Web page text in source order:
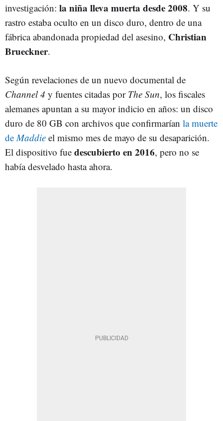
investigación: la niña lleva muerta desde 2008. Y su
rastro estaba oculto en un disco duro, dentro de una
fábrica abandonada propiedad del asesino, Christian
Brueckner.
Según revelaciones de un nuevo documental de
Channel 4 y fuentes citadas porThe Sun, los fiscales
alemanes apuntan a su mayor indicio en años: un disco
duro de 80 GB con archivos que confirmarían la muerte
de Maddie el mismo mes de mayo de su desaparición.
El dispositivo fue descubierto en 2016, pero no se
había desvelado hasta ahora.